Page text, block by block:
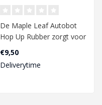
De Maple Leaf Autobot
Hop Up Rubber zorgt voor
een verbeterde bereik van
je gbb ..
€9,50
Deliverytime